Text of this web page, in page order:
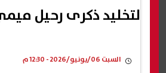
لتخليد ذكرى رحيل
السبت 06/يونيو/2026 - 12:30 م